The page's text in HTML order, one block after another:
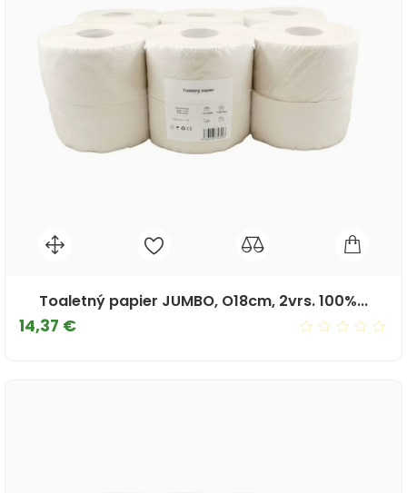
Toaletný papier JUMBO, O18cm, 2vrs. 100%...
14,37 €Cena